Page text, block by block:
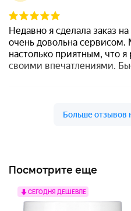
Посмотрите еще
СЕГОДНЯ ДЕШЕВЛЕ